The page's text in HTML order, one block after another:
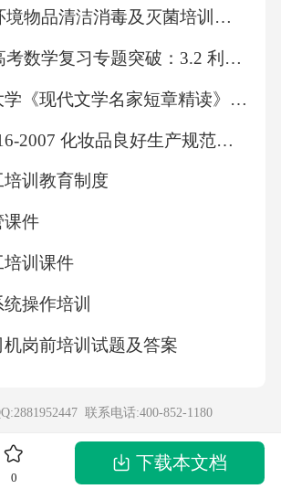
加，最多的一个项目增加投资
二是招标投标领域乱象仍然存
出招标投标环节问题62个，占
，是占比最高的问题类型，其
规避公开招标问题，建设单位将
项目拆分成多个低于法定公开
3个项目将项目的主体工程拆分
程，分别发包，规避招标；有5个
标问题，通过大数据比对投标
现，3个项目有5家投标单位为
存在串标行为；有7个项目存在
2026年环境物品清洁消毒及灭菌培训试题及答案
2026版高考数学复习专题突破：3.2 利用导数研究函数的单调性（精讲）（原卷版）
佳木斯大学《现代文学名家短章精读》2025-2026学年第一学期期末试卷(B卷)
ISO 22716-2007 化妆品良好生产规范培训课件
训教育制度
课件
培训课件
操作培训
机岗前培训试题及答案
联系电话:400-852-1180
0
下载本文档